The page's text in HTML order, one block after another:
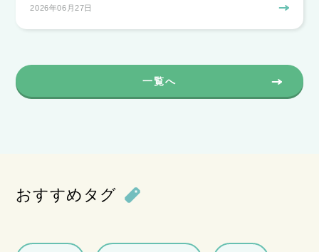
2026年06月27日
一覧へ
おすすめタグ